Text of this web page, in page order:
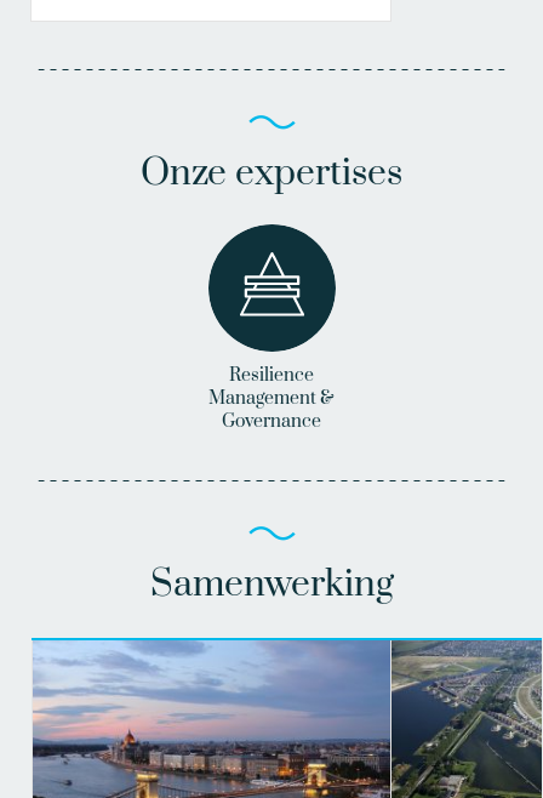
Onze expertises
Resilience
Management &
Governance
Samenwerking